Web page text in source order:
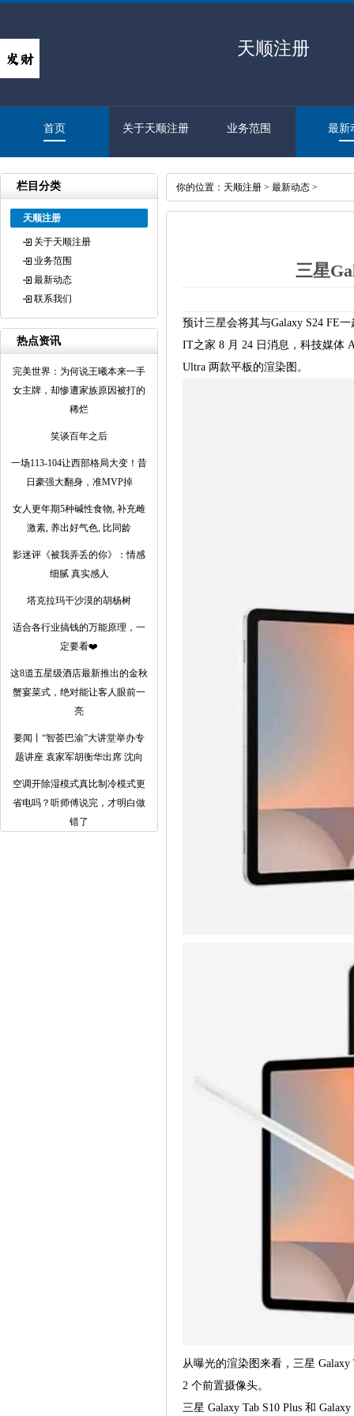
天顺注册
首页 关于天顺注册 业务范围 最新
栏目分类
天顺注册
关于天顺注册
业务范围
最新动态
联系我们
热点资讯
完美世界：为何说王曦本来一手
女主牌，却惨遭家族原因被打的
稀烂
笑谈百年之后
一场113-104让西部格局大变！昔
日豪强大翻身，准MVP掉
女人更年期5种碱性食物, 补充雌
激素, 养出好气色, 比同龄
影迷评《被我弄丢的你》：情感
细腻 真实感人
塔克拉玛干沙漠的胡杨树
适合各行业搞钱的万能原理，一
定要看❤️
这8道五星级酒店最新推出的金秋
蟹宴菜式，绝对能让客人眼前一
亮
要闻丨“智荟巴渝”大讲堂举办专
题讲座 袁家军胡衡华出席 沈向
空调开除湿模式真比制冷模式更
省电吗？听师傅说完，才明白做
错了
你的位置： 天顺注册 > 最新动态 >
三星
预计三星会将其与Galaxy S24 FE
IT之家 8 月 24 日消息，科技媒体
Ultra 两款平板的渲染图。
从曝光的渲染图来看，三星
2 个前置摄像头。
三星 Galaxy Tab S10 Plus 和